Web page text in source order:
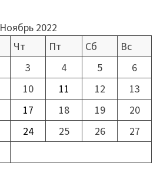
Ноябрь 2022
Чт Пт Сб
Вс
3 4 5
6
10 11 12
13
17 18 19
20
24 25 26
27